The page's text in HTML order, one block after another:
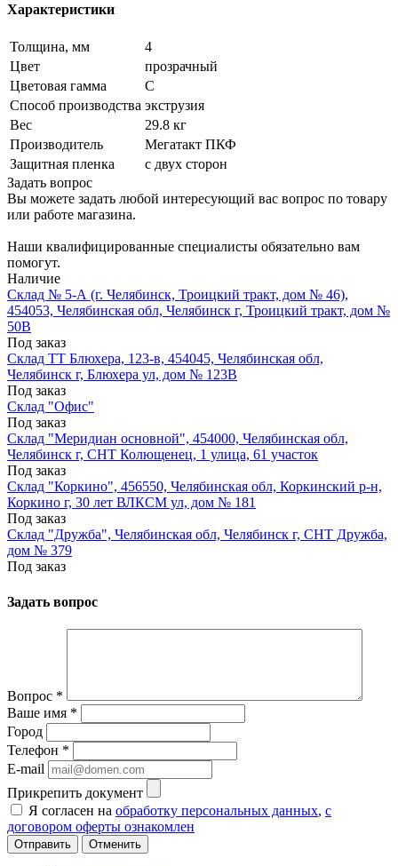
Характеристики
Толщина, мм
4
Цвет
прозрачный
Цветовая гамма
C
Способ производства экструзия
Вес
29.8 кг
Производитель
Мегатакт ПКФ
Защитная пленка
с двух сторон
Задать вопрос
Вы можете задать любой интересующий вас вопрос по товару
или работе магазина.
Наши квалифицированные специалисты обязательно вам
помогут.
Наличие
Склад № 5-А (г. Челябинск, Троицкий тракт, дом № 46),
454053, Челябинская обл, Челябинск г, Троицкий тракт, дом №
50В
Под заказ
Склад ТТ Блюхера, 123-в, 454045, Челябинская обл,
Челябинск г, Блюхера ул, дом № 123В
Под заказ
Склад "Офис"
Под заказ
Склад "Меридиан основной", 454000, Челябинская обл,
Челябинск г, СНТ Колющенец, 1 улица, 61 участок
Под заказ
Склад "Коркино", 456550, Челябинская обл, Коркинский р-н,
Коркино г, 30 лет ВЛКСМ ул, дом № 181
Под заказ
Склад "Дружба", Челябинская обл, Челябинск г, СНТ Дружба,
дом № 379
Под заказ
Задать вопрос
Вопрос *
Ваше имя *
Город
Телефон *
E-mail
Прикрепить документ
Я согласен на обработку персональных данных, с
договором оферты ознакомлен
Отменить